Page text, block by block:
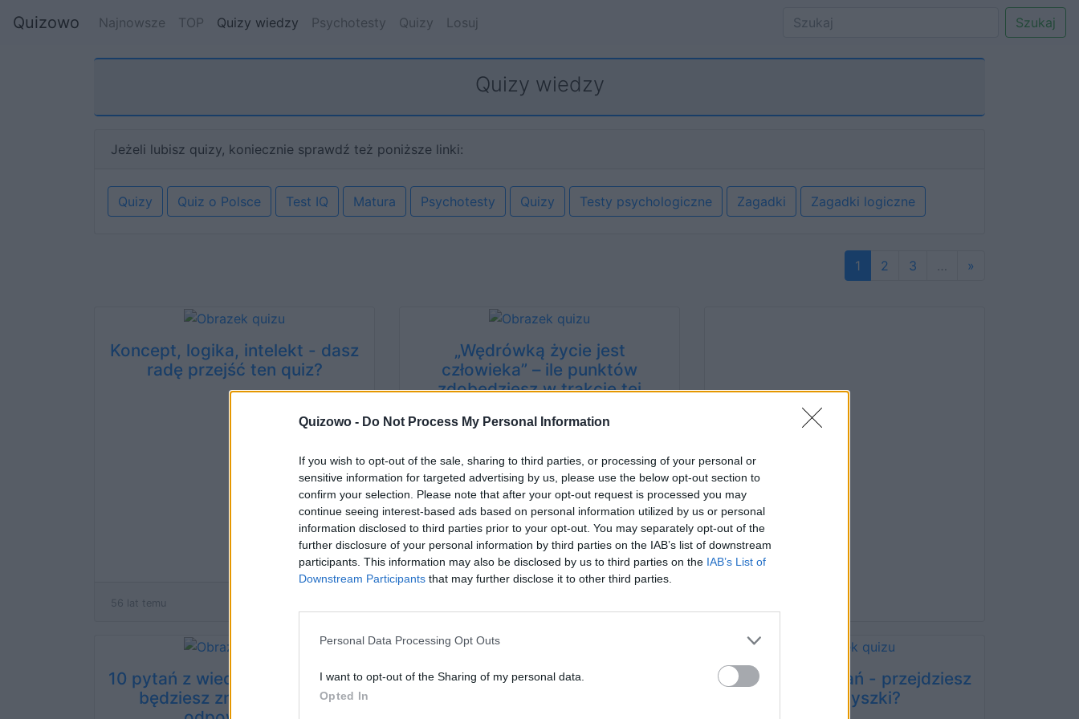
Quizowo - Do Not Process My Personal Information
If you wish to opt-out of the sale, sharing to third parties, or processing of your personal or
sensitive information for targeted advertising by us, please use the below opt-out section to
confirm your selection. Please note that after your opt-out request is processed you may
continue seeing interest-based ads based on personal information utilized by us or personal
information disclosed to third parties prior to your opt-out. You may separately opt-out of the
further disclosure of your personal information by third parties on the IAB’s list of downstream
participants. This information may also be disclosed by us to third parties on the IAB’s List of
Downstream Participants that may further disclose it to other third parties.
Personal Data Processing Opt Outs
I want to opt-out of the Sharing of my personal data.
Opted In
Quizowo Najnowsze TOP Quizy wiedzy Psychotesty Quizy Losuj Szukaj
Quizy wiedzy
Jeżeli lubisz quizy, koniecznie sprawdź też poniższe linki:
Quizy Quiz o Polsce Test IQ Matura Psychotesty Quizy Testy psychologiczne Zagadki Zagadki logiczne
1 2 3 … »
Koncept, logika, intelekt - dasz
radę przejść ten quiz?
56 lat temu
„Wędrówką życie jest
człowieka” – ile punktów
zdobędziesz w trakcie tej
10 pytań z wiedzy ogólnej - czy
będziesz znał wszystkie
Punktowany quiz wiedzy
10 prostych pytań - przejdziesz
bez zadyszki?